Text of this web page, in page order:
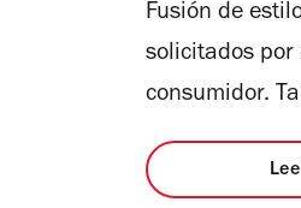
Fusión de
solicitados por
consumidor.